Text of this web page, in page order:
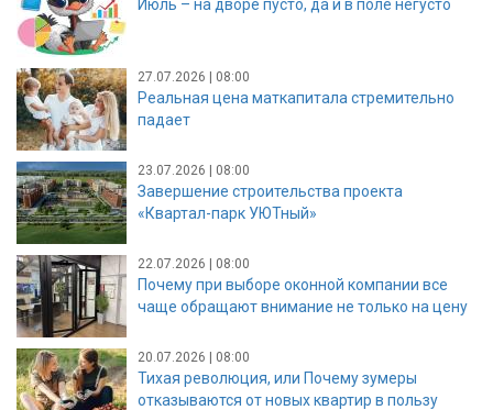
Июль – на дворе пусто, да и в поле негусто
27.07.2026 | 08:00
Реальная цена маткапитала стремительно
падает
23.07.2026 | 08:00
Завершение строительства проекта
«Квартал-парк УЮТный»
22.07.2026 | 08:00
Почему при выборе оконной компании все
чаще обращают внимание не только на цену
20.07.2026 | 08:00
Тихая революция, или Почему зумеры
отказываются от новых квартир в пользу